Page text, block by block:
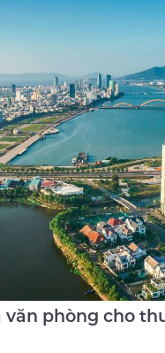
phòng cho